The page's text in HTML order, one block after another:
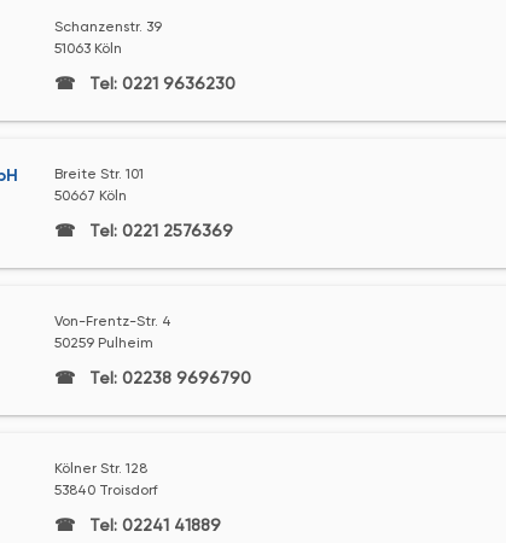
Schanzenstr. 39
51063 Köln
Tel: 0221 9636230
Breite Str. 101
50667 Köln
Tel: 0221 2576369
Von-Frentz-Str. 4
50259 Pulheim
Tel: 02238 9696790
Kölner Str. 128
53840 Troisdorf
Tel: 02241 41889